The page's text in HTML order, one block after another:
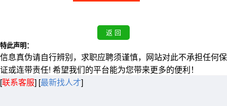
特此声明：
信息真伪请自行辨别，求职应聘须谨慎，网站对此不承担任何保
证或连带责任! 希望我们的平台能为您带来更多的便利！
[联系客服] [最新找人才]